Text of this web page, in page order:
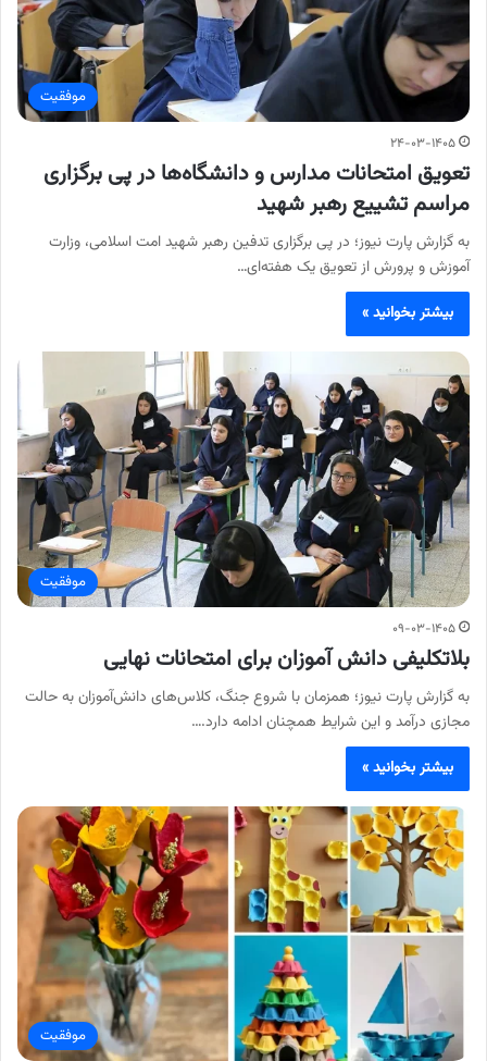
موفقیت
۲۴-۰۳-۱۴۰۵
تعویق امتحانات مدارس و دانشگاه‌ها در پی برگزاری
مراسم تشییع رهبر شهید
به گزارش پارت نیوز؛ در پی برگزاری تدفین رهبر شهید امت اسلامی، وزارت
آموزش و پرورش از تعویق یک هفته‌ای…
بیشتر بخوانید »
موفقیت
۰۹-۰۳-۱۴۰۵
بلاتکلیفی دانش آموزان برای امتحانات نهایی
به گزارش پارت نیوز؛ همزمان با شروع جنگ، کلاس‌های دانش‌آموزان به حالت
مجازی درآمد و این شرایط همچنان ادامه دارد.…
بیشتر بخوانید »
موفقیت